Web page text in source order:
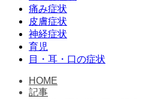
痛み症状
皮膚症状
神経症状
育児
目・耳・口の症状
HOME
記事